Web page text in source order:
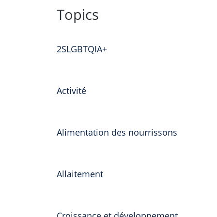
content
Topics
2SLGBTQIA+
Activité
Alimentation des nourrissons
Allaitement